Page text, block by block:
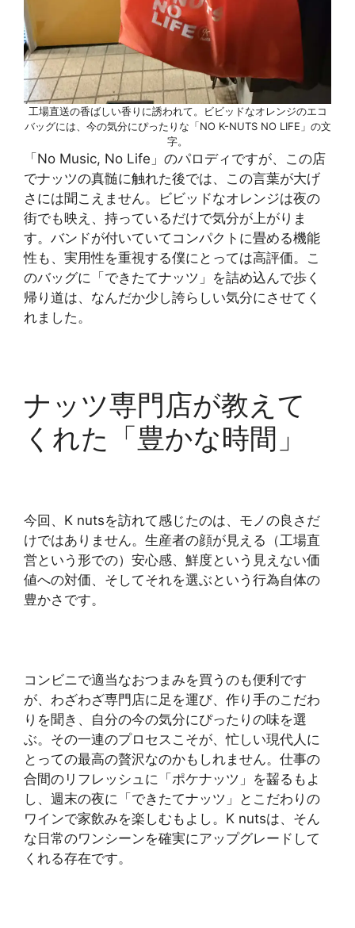
工場直送の香ばしい香りに誘われて。ビビッドなオレンジのエコ
バッグには、今の気分にぴったりな「NO K-NUTS NO LIFE」の文
字。
「No Music, No Life」のパロディですが、この店
でナッツの真髄に触れた後では、この言葉が大げ
さには聞こえません。ビビッドなオレンジは夜の
街でも映え、持っているだけで気分が上がりま
す。バンドが付いていてコンパクトに畳める機能
性も、実用性を重視する僕にとっては高評価。こ
のバッグに「できたてナッツ」を詰め込んで歩く
帰り道は、なんだか少し誇らしい気分にさせてく
れました。
ナッツ専門店が教えて
くれた「豊かな時間」
今回、K nutsを訪れて感じたのは、モノの良さだ
けではありません。生産者の顔が見える（工場直
営という形での）安心感、鮮度という見えない価
値への対価、そしてそれを選ぶという行為自体の
豊かさです。
コンビニで適当なおつまみを買うのも便利です
が、わざわざ専門店に足を運び、作り手のこだわ
りを聞き、自分の今の気分にぴったりの味を選
ぶ。その一連のプロセスこそが、忙しい現代人に
とっての最高の贅沢なのかもしれません。仕事の
合間のリフレッシュに「ポケナッツ」を齧るもよ
し、週末の夜に「できたてナッツ」とこだわりの
ワインで家飲みを楽しむもよし。K nutsは、そん
な日常のワンシーンを確実にアップグレードして
くれる存在です。